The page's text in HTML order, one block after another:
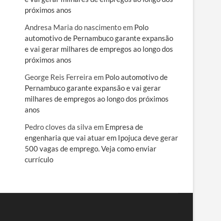
próximos anos
Andresa Maria do nascimentoem Polo
automotivo de Pernambuco garante expansão
e vai gerar milhares de empregos ao longo dos
próximos anos
George Reis Ferreira em Polo automotivo de
Pernambuco garante expansão e vai gerar
milhares de empregos ao longo dos próximos
anos
Pedro cloves da silva em Empresa de
engenharia que vai atuar em Ipojuca deve gerar
500 vagas de emprego. Veja como enviar
currículo